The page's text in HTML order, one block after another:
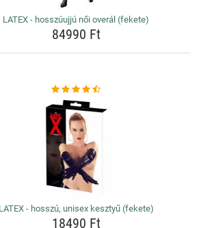
LATEX - hosszúujjú női overál (fekete)
84990 Ft
LATEX - hosszú, unisex kesztyű (fekete)
18490 Ft